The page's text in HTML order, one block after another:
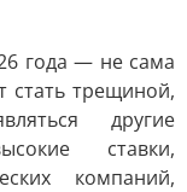
года — не сама
стать трещиной,
другие
ставки,
компаний,